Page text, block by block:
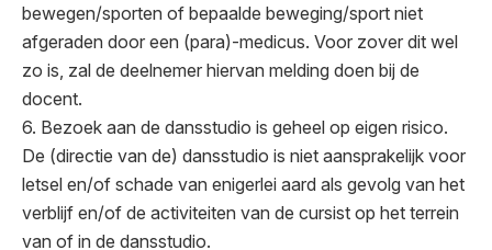
bewegen/sporten of bepaalde beweging/sport niet
afgeraden door een (para)-medicus. Voor zover dit wel
zo is, zal de deelnemer hiervan melding doen bij de
docent.
6. Bezoek aan de dansstudio is geheel op eigen risico.
De (directie van de) dansstudio is niet aansprakelijk voor
letsel en/of schade van enigerlei aard als gevolg van het
verblijf en/of de activiteiten van de cursist op het terrein
van of in de dansstudio.